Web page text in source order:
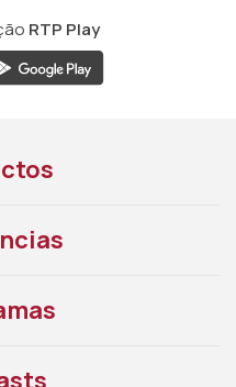
RTP Play